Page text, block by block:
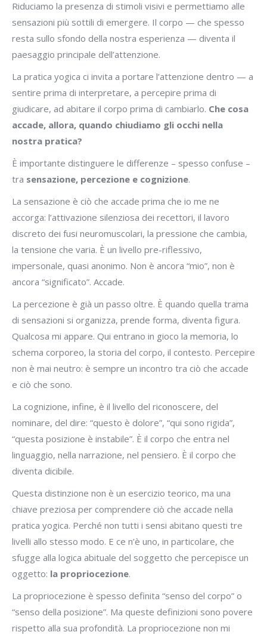
Riduciamo la presenza di stimoli visivi e permettiamo alle
sensazioni più sottili di emergere. Il corpo — che spesso
resta sullo sfondo della nostra esperienza — diventa il
paesaggio principale dell’attenzione.
La pratica yogica ci invita a portare l’attenzione dentro — a
sentire prima di interpretare, a percepire prima di
giudicare, ad abitare il corpo prima di cambiarlo. Che cosa
accade, allora, quando chiudiamo gli occhi nella
nostra pratica?
È importante distinguere le differenze – spesso confuse –
tra sensazione, percezione e cognizione.
La sensazione è ciò che accade prima che io me ne
accorga: l’attivazione silenziosa dei recettori, il lavoro
discreto dei fusi neuromuscolari, la pressione che cambia,
la tensione che varia. È un livello pre-riflessivo,
impersonale, quasi anonimo. Non è ancora “mio”, non è
ancora “significato”. Accade.
La percezione è già un passo oltre. È quando quella trama
di sensazioni si organizza, prende forma, diventa figura.
Qualcosa mi appare. Qui entrano in gioco la memoria, lo
schema corporeo, la storia del corpo, il contesto. Percepire
non è mai neutro: è sempre un incontro tra ciò che accade
e ciò che sono.
La cognizione, infine, è il livello del riconoscere, del
nominare, del dire: “questo è dolore”, “qui sono rigida”,
“questa posizione è instabile”. È il corpo che entra nel
linguaggio, nella narrazione, nel pensiero. È il corpo che
diventa dicibile.
Questa distinzione non è un esercizio teorico, ma una
chiave preziosa per comprendere ciò che accade nella
pratica yogica. Perché non tutti i sensi abitano questi tre
livelli allo stesso modo. E ce n’è uno, in particolare, che
sfugge alla logica abituale del soggetto che percepisce un
oggetto: la propriocezione.
La propriocezione è spesso definita “senso del corpo” o
“senso della posizione”. Ma queste definizioni sono povere
rispetto alla sua profondità. La propriocezione non mi